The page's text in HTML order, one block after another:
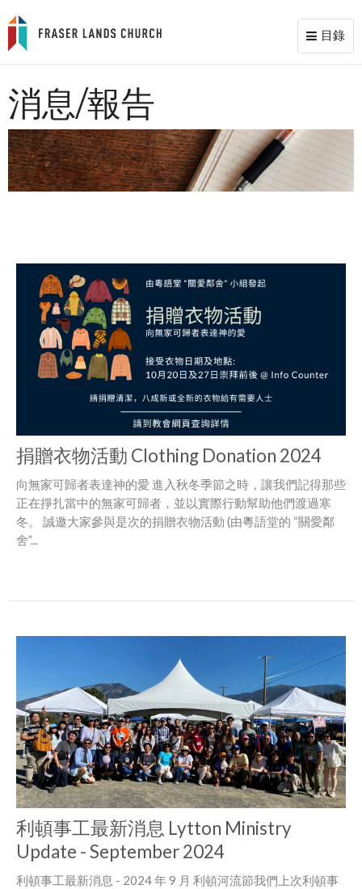
Toggle
目錄
消息/報告
捐贈衣物活動 Clothing Donation 2024
向無家可歸者表達神的愛 進入秋冬季節之時，讓我們記得那些
正在掙扎當中的無家可歸者，並以實際行動幫助他們渡過寒
冬。 誠邀大家參與是次的捐贈衣物活動 (由粵語堂的 “關愛鄰
舍”...
利頓事工最新消息 Lytton Ministry
Update - September 2024
利頓事工最新消息 - 2024 年 9 月 利頓河流節我們上次利頓事